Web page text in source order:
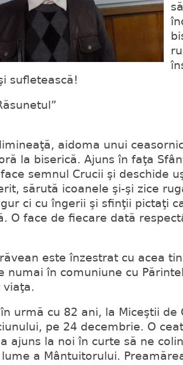
sufletească!
aidoma unui
la biserică. Ajuns în faţa
semnul Crucii şi deschide
sărută icoanele şi-şi zice
ci cu îngerii şi sfinţii pictaţi
O face de fiecare dată
este înzestrat cu acea
numai în comuniune cu
viaţa.
urmă cu 82 ani, la Miceştii de
pe 24 decembrie. O
ajuns la noi în curte să ne
a Mântuitorului.